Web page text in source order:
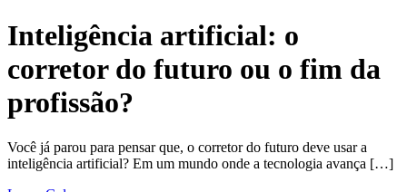
Inteligência artificial: o
corretor do futuro ou o fim da
profissão?
Você já parou para pensar que, o corretor do futuro deve usar a
inteligência artificial? Em um mundo onde a tecnologia avança […]